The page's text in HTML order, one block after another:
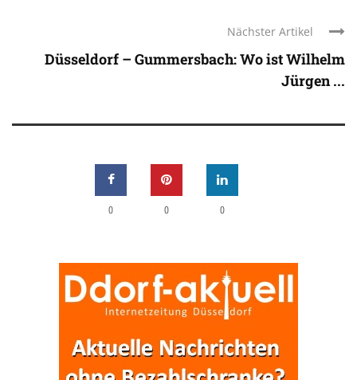
Nächster Artikel
Düsseldorf – Gummersbach: Wo ist Wilhelm
Jürgen ...
0 0 0